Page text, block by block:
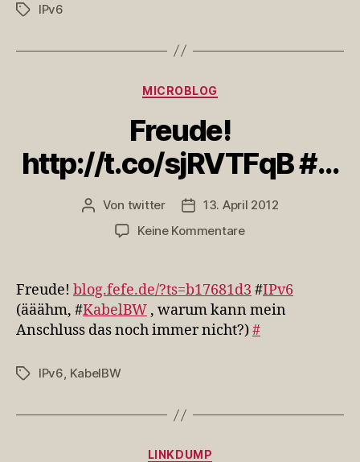
Schlagwörter
IPv6
Kategorien
MICROBLOG
Freude!
http://t.co/sjRVTFqB #…
Beitragsautor
Von twitter Veröffentlichungsdatum
13. April 2012
Keine Kommentarezu
#…
Freude! blog.fefe.de/?ts=b17681d3 #IPv6
(ääähm, #KabelBW , warum kann mein
Anschluss das noch immer nicht?)#
Schlagwörter
IPv6, KabelBW
Kategorien
LINKDUMP